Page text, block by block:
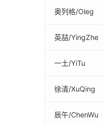
奥列格/Oleg
英喆/YingZhe
一土/YiTu
徐清/XuQing
辰午/ChenWu